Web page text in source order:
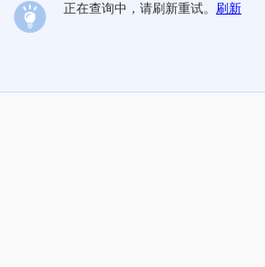
正在查询中，请刷新重试。 刷新